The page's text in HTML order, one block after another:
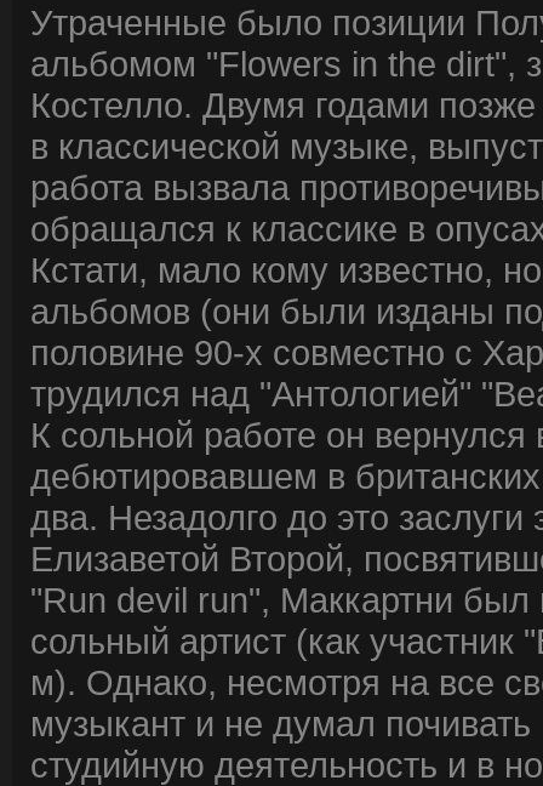
Утраченные было позиции
альбомом "Flowers in the dirt",
Костелло. Двумя годами
в классической музыке,
работа вызвала
обращался к классике в
Кстати, мало кому известно,
альбомов (они были изданы
половине 90-х совместно с
трудился над "Антологией"
К сольной работе он
дебютировавшем в
два. Незадолго до это
Елизаветой Второй,
"Run devil run", Маккартни
сольный артист (как
м). Однако, несмотря на все
музыкант и не думал
студийную деятельность и в